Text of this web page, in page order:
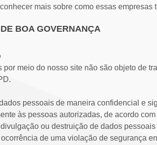
mais sobre como essas empresas
BOA GOVERNANÇA
meio do nosso site não são objeto de
pessoais de maneira confidencial e
às pessoas autorizadas, de acordo
ou destruição de dados
de uma violação de segurança